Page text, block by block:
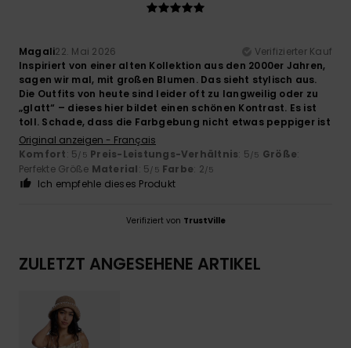
Magali22. Mai 2026
Verifizierter Kauf
Inspiriert von einer alten Kollektion aus den 2000er Jahren,
sagen wir mal, mit großen Blumen. Das sieht stylisch aus.
Die Outfits von heute sind leider oft zu langweilig oder zu
„glatt“ – dieses hier bildet einen schönen Kontrast. Es ist
toll. Schade, dass die Farbgebung nicht etwas peppiger ist
Original anzeigen - Français
Komfort: 5/5 Preis-Leistungs-Verhältnis: 5/5 Größe:
Perfekte Größe Material: 5/5 Farbe: 2/5
Ich empfehle dieses Produkt
Verifiziert von TrustVille
ZULETZT ANGESEHENE ARTIKEL